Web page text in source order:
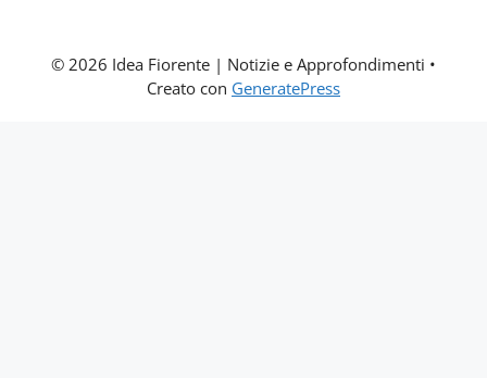
© 2026 Idea Fiorente | Notizie e Approfondimenti •
Creato con GeneratePress